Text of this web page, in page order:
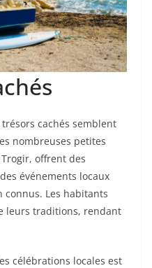
cachés semblent
nombreuses petites
offrent des
événements locaux
Les habitants
leurs traditions, rendant
célébrations locales est